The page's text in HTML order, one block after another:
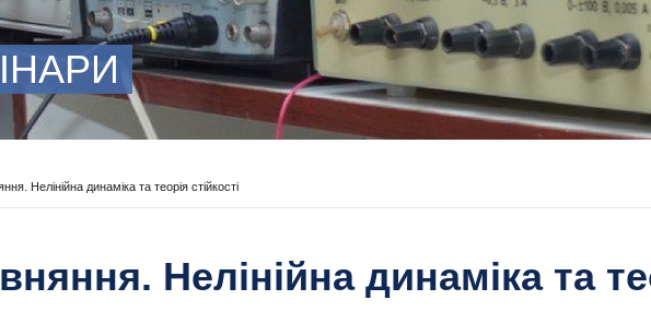
Нелінійна динаміка та теорія стійкості
Нелінійна динаміка та